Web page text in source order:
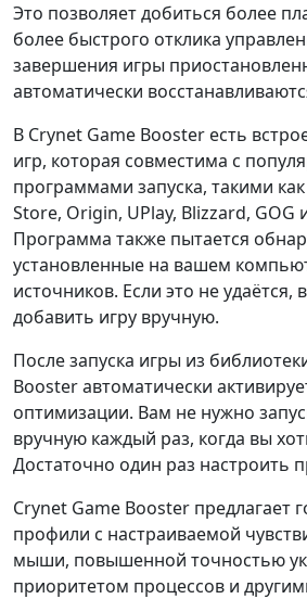
Это позволяет добиться более
более быстрого отклика
завершения игры
автоматически
В Crynet Game Booster есть
игр, которая совместима с
программами запуска, такими
Store, Origin, UPlay, Blizzard, GOG
Программа также пытается
установленные на вашем
источников. Если это не удаётся,
добавить игру вручную.
После запуска игры из
Booster автоматически
оптимизации. Вам не нужно
вручную каждый раз, когда вы
Достаточно один раз настроить
Crynet Game Booster предлагает
профили с настраиваемой
мыши, повышенной точностью
приоритетом процессов и